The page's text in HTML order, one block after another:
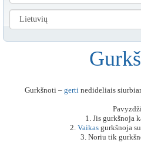
Gurkšnoti – gertinedideliais
1. Jis gurkšnoja
2. Vaikasgurkšnoja
3. Noriu tik